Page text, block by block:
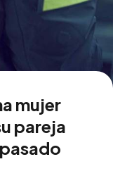
mujer
pareja